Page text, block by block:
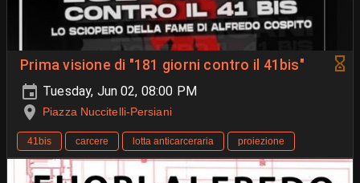
Prima visione di "181 giorni contro il 41bis"
Tuesday, Jun 02, 08:00 PM
Piazza Nuccitelli-Persiani
41bis carcere lotta anticarceraria proiezione